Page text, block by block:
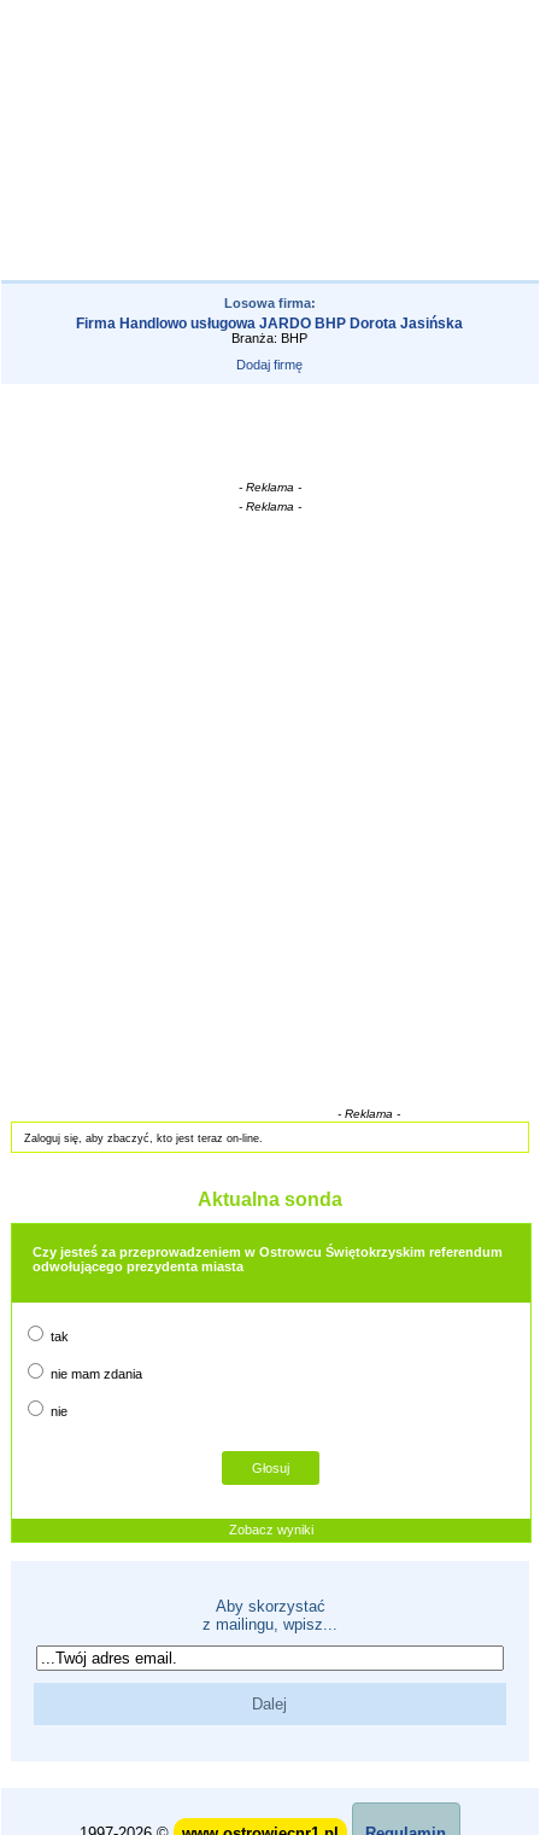
Losowa firma:
Firma Handlowo usługowa JARDO BHP Dorota Jasińska
Branża: BHP
Dodaj firmę
- Reklama -
- Reklama -
- Reklama -
Zaloguj się, aby zbaczyć, kto jest teraz on-line.
Aktualna sonda
Czy jesteś za przeprowadzeniem w Ostrowcu Świętokrzyskim referendum
odwołującego prezydenta miasta
tak
nie mam zdania
nie
Zobacz wyniki
Aby skorzystać
z mailingu, wpisz...